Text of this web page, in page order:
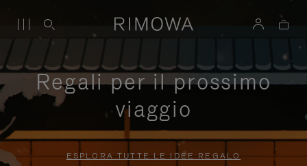
Regali per il prossimo
viaggio
ESPLORA TUTTE LE IDEE REGALO